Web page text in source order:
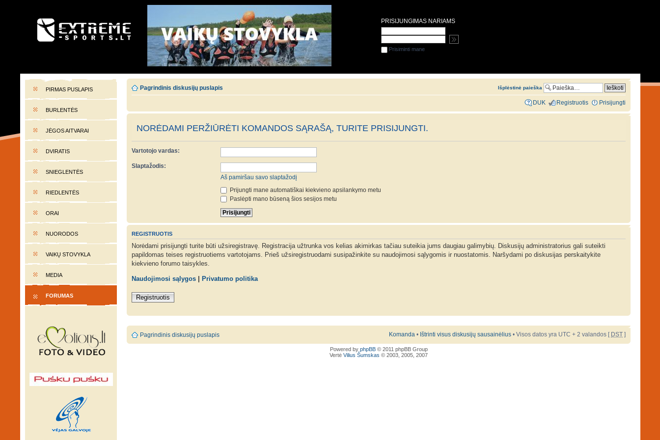
EXTREME-SPORTS.LT
PIRMAS PUSLAPIS
BURLENTĖS
JĖGOS AITVARAI
DVIRATIS
SNIEGLENTĖS
RIEDLENTĖS
ORAI
NUORODOS
VAIKŲ STOVYKLA
MEDIA
FORUMAS
Pagrindinis diskusijų puslapis Išplėstinė paieška
DUK Registruotis Prisijungti
NORĖDAMI PERŽIŪRĖTI KOMANDOS SĄRAŠĄ, TURITE PRISIJUNGTI.
Vartotojo vardas:
Slaptažodis:
Aš pamiršau savo slaptažodį
Prijungti mane automatiškai kiekvieno apsilankymo metu
Paslėpti mano būseną šios sesijos metu
REGISTRUOTIS
Norėdami prisijungti turite būti užsiregistravę. Registracija užtrunka vos kelias akimirkas tačiau suteikia jums daugiau galimybių. Diskusijų administratorius gali suteikti
papildomas teises registruotiems vartotojams. Prieš užsiregistruodami susipažinkite su naudojimosi sąlygomis ir nuostatomis. Naršydami po diskusijas perskaitykite
kiekvieno forumo taisykles.
Naudojimosi sąlygos Privatumo politika
Registruotis
Pagrindinis diskusijų puslapis Komanda • Ištrinti visus diskusijų sausainėlius • Visos datos yra UTC + 2 valandos [ DST ]
Powered by phpBB© 2011 phpBB Group
Vertė Vilius Šumskas © 2003, 2005, 2007
PRISIJUNGIMAS NARIAMS
Prisiminti mane